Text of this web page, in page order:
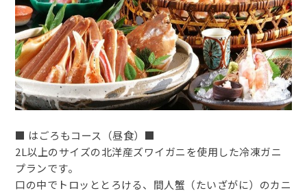
■ はごろもコース（昼食）■
2L以上のサイズの北洋産ズワイガニを使用した冷凍ガニ
プランです。
口の中でトロッととろける、間人蟹（たいざがに）のカニ